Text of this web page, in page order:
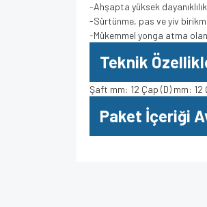
-Ahşapta yüksek
-Sürtünme, pas ve yiv
-Mükemmel yonga atma
Teknik
Şaft mm: 12 Çap (D) mm: 12
Paket İçeriği